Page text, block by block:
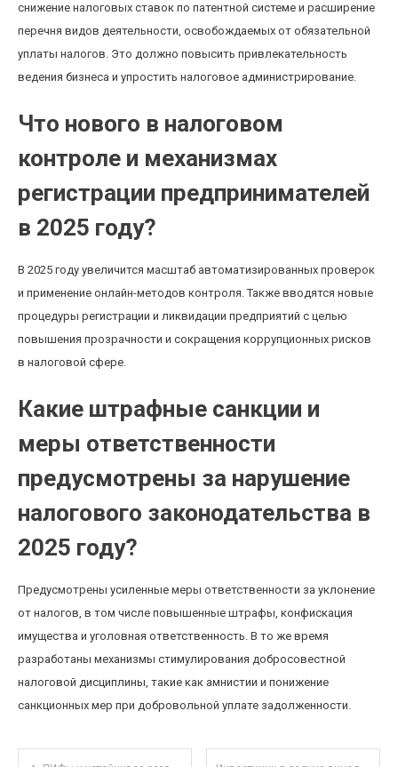
снижение налоговых ставок по патентной системе и расширение
перечня видов деятельности, освобождаемых от обязательной
уплаты налогов. Это должно повысить привлекательность
ведения бизнеса и упростить налоговое администрирование.
Что нового в налоговом
контроле и механизмах
регистрации предпринимателей
в 2025 году?
В 2025 году увеличится масштаб автоматизированных проверок
и применение онлайн-методов контроля. Также вводятся новые
процедуры регистрации и ликвидации предприятий с целью
повышения прозрачности и сокращения коррупционных рисков
в налоговой сфере.
Какие штрафные санкции и
меры ответственности
предусмотрены за нарушение
налогового законодательства в
2025 году?
Предусмотрены усиленные меры ответственности за уклонение
от налогов, в том числе повышенные штрафы, конфискация
имущества и уголовная ответственность. В то же время
разработаны механизмы стимулирования добросовестной
налоговой дисциплины, такие как амнистии и понижение
санкционных мер при добровольной уплате задолженности.